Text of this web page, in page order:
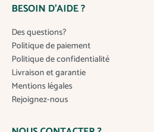
BESOIN D’AIDE ?
Des questions?
Politique de paiement
Politique de confidentialité
Livraison et garantie
Mentions légales
Rejoignez-nous